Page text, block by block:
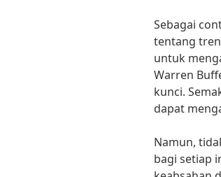
Sebagai
tentang
untuk
Warren
kunci.
dapat
Namun,
bagi setiap